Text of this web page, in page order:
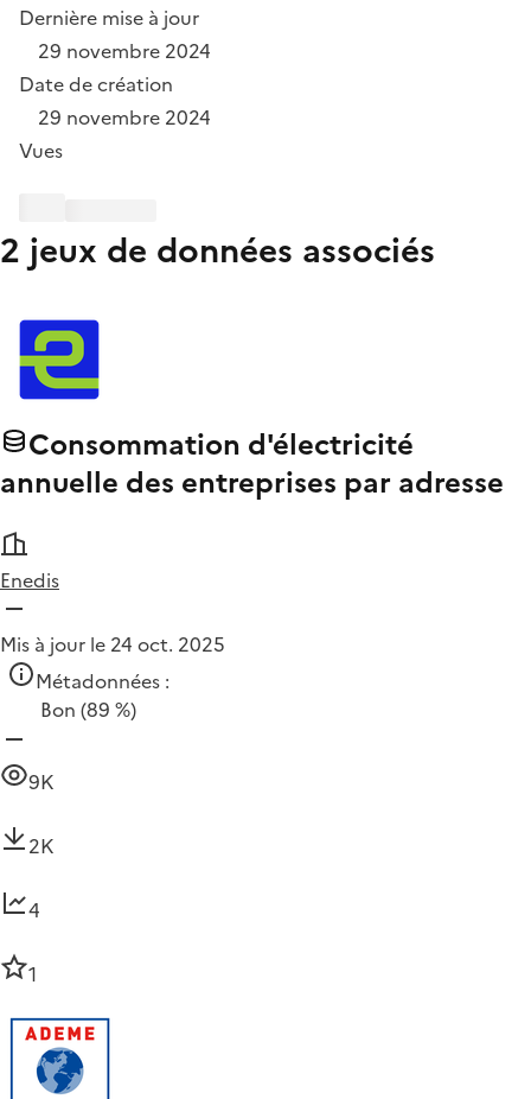
Dernière mise à jour
29 novembre 2024
Date de création
29 novembre 2024
Vues
2 jeux de données associés
Consommation d'électricité
annuelle des entreprises par adresse
Enedis
Mis à jour le 24 oct. 2025
Métadonnées :
Bon (89 %)
9K
2K
4
1